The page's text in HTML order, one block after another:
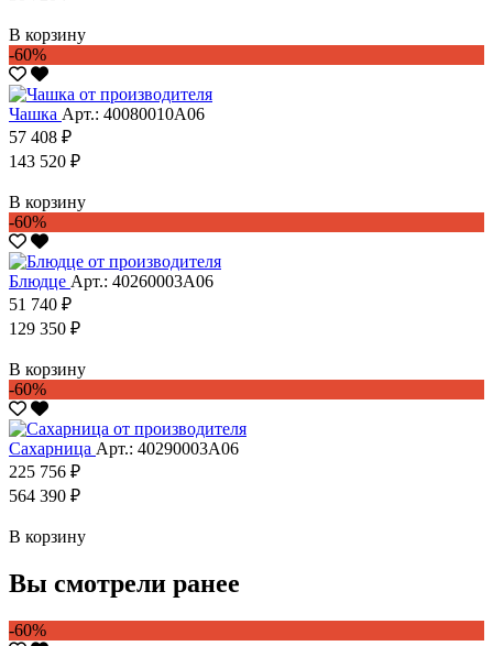
В корзину
-60%
Чашка Арт.: 40080010А06
57 408 ₽
143 520 ₽
В корзину
-60%
Блюдце Арт.: 40260003А06
51 740 ₽
129 350 ₽
В корзину
-60%
Сахарница Арт.: 40290003А06
225 756 ₽
564 390 ₽
В корзину
Вы смотрели ранее
-60%